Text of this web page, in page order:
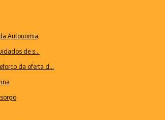
Autonomia
de s...
da oferta d...